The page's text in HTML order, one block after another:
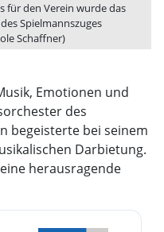
für den Verein wurde das
Spielmannszuges
Schaffner)
Emotionen und
des
begeisterte bei seinem
Darbietung.
herausragende